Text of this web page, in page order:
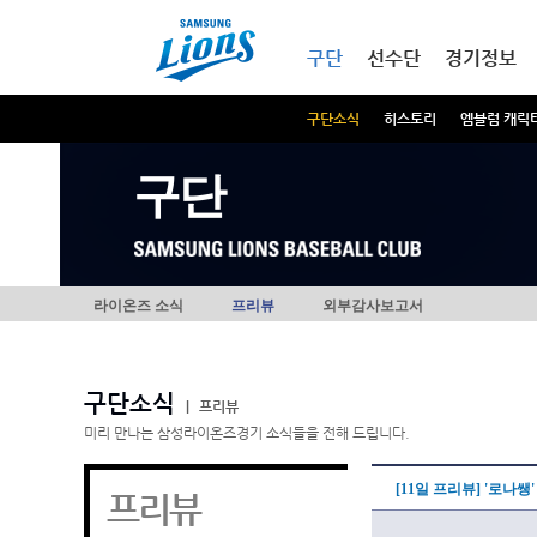
구단
구단소식 히스토리 엠블럼 캐릭
선수단 경기정보
구단
라이온즈 소식 프리뷰 외부감사보고서
구단소식
프리뷰
미리 만나는 삼성라이온즈경기 소식들을 전해 드립니다.
프리뷰 [11일 프리뷰] '로나